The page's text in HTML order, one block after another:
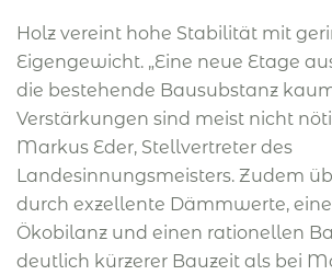
Holz vereint hohe Stabilität mit
Eigengewicht. „Eine neue Etage
die bestehende Bausubstanz
Verstärkungen sind meist nicht
Markus Eder, Stellvertreter des
Landesinnungsmeisters. Zudem
durch exzellente Dämmwerte,
Ökobilanz und einen rationellen
deutlich kürzerer Bauzeit als bei